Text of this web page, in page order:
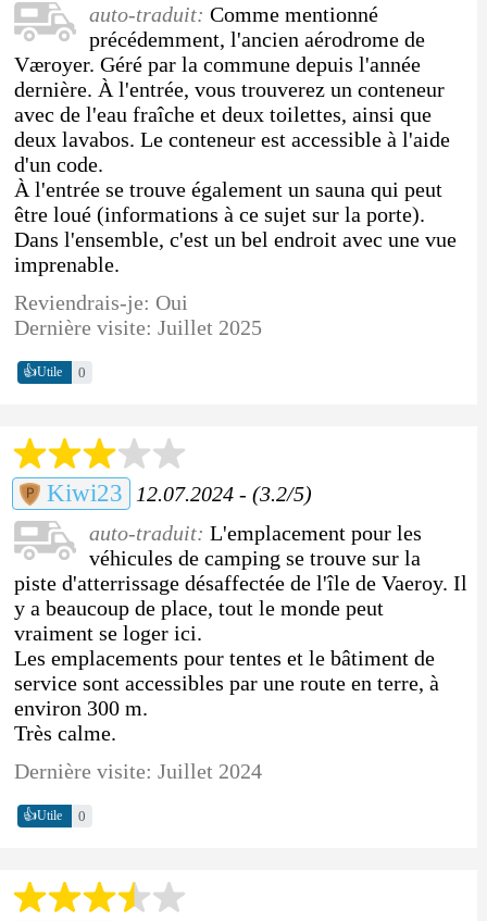
auto-traduit: Comme mentionné
précédemment, l'ancien aérodrome de
Væroyer. Géré par la commune depuis l'année
dernière. À l'entrée, vous trouverez un conteneur
avec de l'eau fraîche et deux toilettes, ainsi que
deux lavabos. Le conteneur est accessible à l'aide
d'un code.
À l'entrée se trouve également un sauna qui peut
être loué (informations à ce sujet sur la porte).
Dans l'ensemble, c'est un bel endroit avec une vue
imprenable.
Reviendrais-je: Oui
Dernière visite: Juillet 2025
👍Utile 0
Kiwi23
12.07.2024 - (3.2/5)
auto-traduit: L'emplacement pour les
véhicules de camping se trouve sur la
piste d'atterrissage désaffectée de l'île de Vaeroy. Il
y a beaucoup de place, tout le monde peut
vraiment se loger ici.
Les emplacements pour tentes et le bâtiment de
service sont accessibles par une route en terre, à
environ 300 m.
Très calme.
Dernière visite: Juillet 2024
👍Utile 0